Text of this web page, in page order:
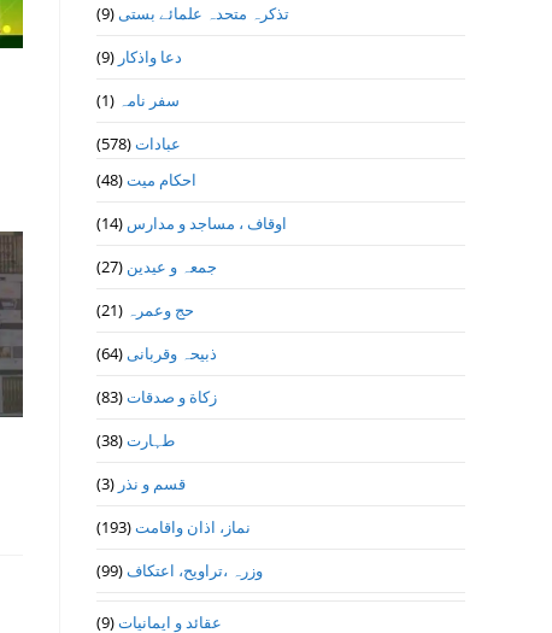
تذكرہ متحدہ علمائے بستى(9)
دعا واذكار (9)
سفر نامہ (1)
عبادات(578)
احکام میت(48)
اوقاف ، مساجد و مدارس (14)
جمعہ و عیدین (27)
حج وعمرہ (21)
ذبیحہ وقربانی(64)
زکاة و صدقات(83)
طہارت(38)
قسم و نذر (3)
نماز، اذان واقامت(193)
وزرہ ،تراويح، اعتكاف(99)
عقائد و ایمانیات(9)